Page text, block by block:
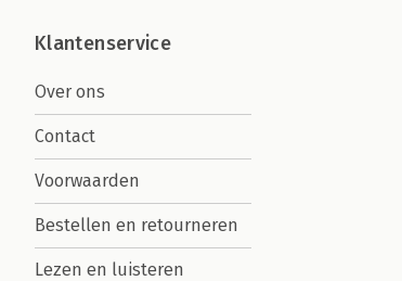
Klantenservice
Over ons
Contact
Voorwaarden
Bestellen en retourneren
Lezen en luisteren